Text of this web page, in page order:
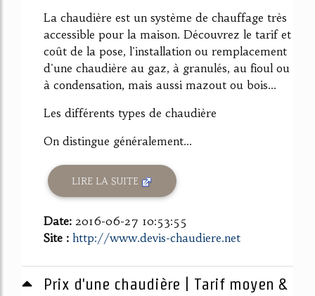
La chaudière est un système de chauffage très
accessible pour la maison. Découvrez le tarif et
coût de la pose, l'installation ou remplacement
d'une chaudière au gaz, à granulés, au fioul ou
à condensation, mais aussi mazout ou bois...
Les différents types de chaudière
On distingue généralement...
LIRE LA SUITE
Date: 2016-06-27 10:53:55
Site : http://www.devis-chaudiere.net
Prix d'une chaudière | Tarif moyen &